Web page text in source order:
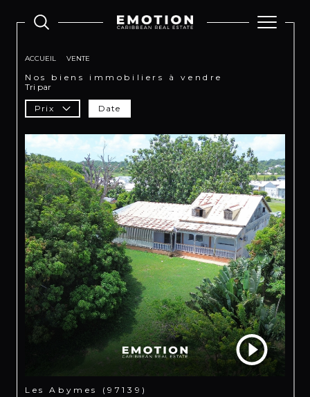
ACCUEIL VENTE
Nos biens immobiliers à vendre
Tri par
Prix Date
Les Abymes (97139)